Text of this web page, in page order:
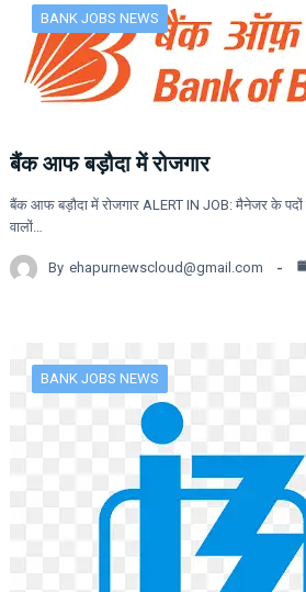
BANK JOBS NEWS
बैंक आफ बड़ौदा में रोजगार
बैंक आफ बड़ौदा में रोजगार ALERT IN JOB: मैनेजर के पदों
वालों…
By ehapurnewscloud@gmail.com
BANK JOBS NEWS